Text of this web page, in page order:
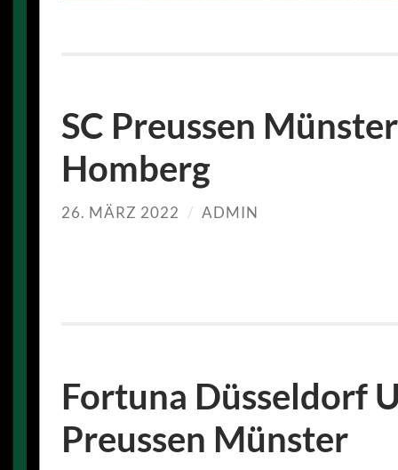
SC Preussen
Homberg
26. MÄRZ 2022 / ADMIN
Fortuna Düsseldorf
Preussen Münster